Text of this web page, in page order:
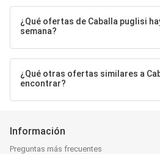
¿Qué ofertas de Caballa puglisi
semana?
¿Qué otras ofertas similares a
encontrar?
Información
Preguntas más frecuentes